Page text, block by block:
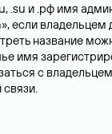
.su и .рф имя
если владельцем
название
имя
с